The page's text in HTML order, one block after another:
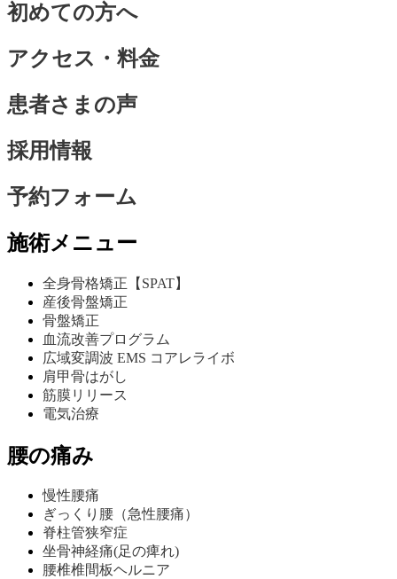
初めての方へ
アクセス・料金
患者さまの声
採用情報
予約フォーム
施術メニュー
全身骨格矯正【SPAT】
産後骨盤矯正
骨盤矯正
血流改善プログラム
広域変調波 EMS コアレライボ
肩甲骨はがし
筋膜リリース
電気治療
腰の痛み
慢性腰痛
ぎっくり腰（急性腰痛）
脊柱管狭窄症
坐骨神経痛(足の痺れ)
腰椎椎間板ヘルニア